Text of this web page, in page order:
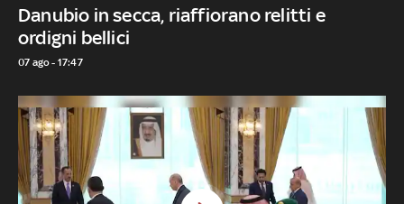
Danubio in secca, riaffiorano relitti e
ordigni bellici
07 ago - 17:47